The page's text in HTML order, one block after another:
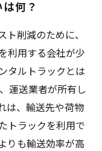
何？
削減のために、
利用する会社が少
タルトラックとは
運送業者が所有し
は、輸送先や荷物
トラックを利用で
りも輸送効率が高